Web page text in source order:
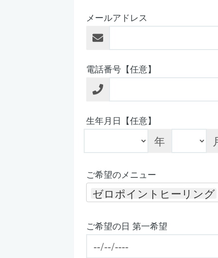
メールアドレス
電話番号【任意】
生年月日【任意】
年
ご希望のメニュー
ゼロポイントヒーリング
ご希望の日 第一希望